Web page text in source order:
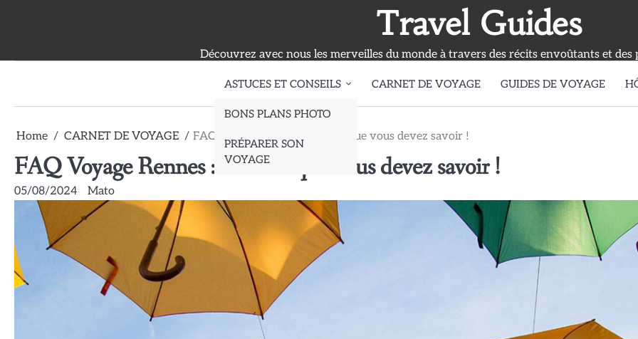
Travel Guides
Découvrez avec nous les merveilles du monde à travers des récits envoûtants et des
ASTUCES ET CONSEILS
BONS PLANS PHOTO
PRÉPARER SON
VOYAGE
CARNET DE VOYAGE GUIDES DE VOYAGE
Home CARNET DE VOYAGE FAQ Voyage Rennes : Tout ce que vous devez savoir !
FAQ Voyage Rennes : Tout ce que vous devez savoir !
05/08/2024 Mato